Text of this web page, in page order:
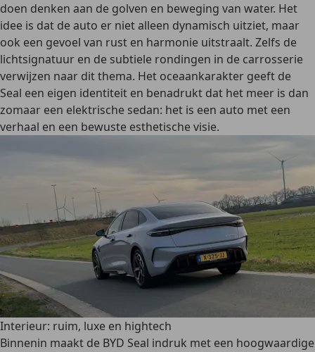
doen denken aan de golven en beweging van water. Het
idee is dat de auto er niet alleen dynamisch uitziet, maar
ook een gevoel van rust en harmonie uitstraalt. Zelfs de
lichtsignatuur en de subtiele rondingen in de carrosserie
verwijzen naar dit thema. Het oceaankarakter geeft de
Seal een eigen identiteit en benadrukt dat het meer is dan
zomaar een elektrische sedan: het is een auto met een
verhaal en een bewuste esthetische visie.
Interieur: ruim, luxe en hightech
Binnenin maakt de BYD Seal indruk met een hoogwaardige